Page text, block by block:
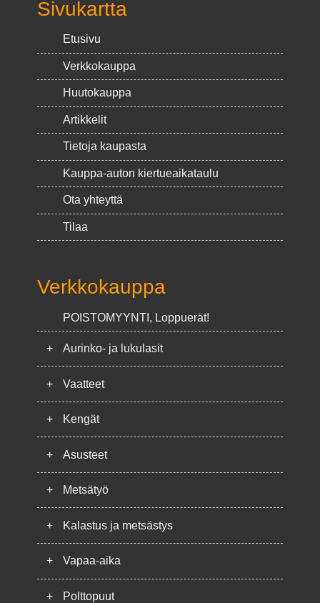
Sivukartta
Etusivu
Verkkokauppa
Huutokauppa
Artikkelit
Tietoja kaupasta
Kauppa-auton kiertueaikataulu
Ota yhteyttä
Tilaa
Verkkokauppa
POISTOMYYNTI, Loppuerät!
+ Aurinko- ja lukulasit
+ Vaatteet
+ Kengät
+ Asusteet
+ Metsätyö
+ Kalastus ja metsästys
+ Vapaa-aika
+ Polttopuut